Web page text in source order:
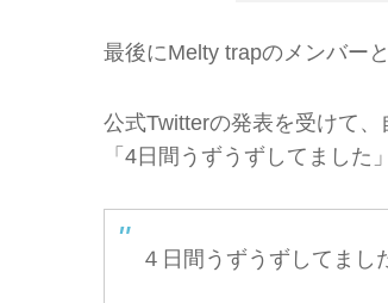
最後にMelty trapのメンバー
公式Twitterの発表を受けて
「4日間うずうずしてました
４日間うずうずしてました